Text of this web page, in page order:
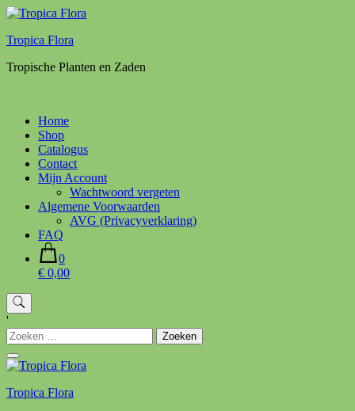
Ga
de
Tropica Flora
Tropische Planten en Zaden
Home
Shop
Catalogus
Contact
Mijn Account
Wachtwoord vergeten
Algemene Voorwaarden
AVG (Privacyverklaring)
FAQ
0
€ 0,00
'
Zoeken
naar:
Tropica Flora